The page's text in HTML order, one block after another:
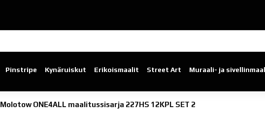
Pinstripe Kynäruiskut Erikoismaalit Street Art Muraali- ja
Molotow ONE4ALL maalitussisarja 227HS 12KPL SET 2